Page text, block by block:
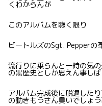
くわからんが
このアルバムを聴く限り
ビートルズのSgt. Pepperの
流行りに乗らんと一時の気
の黒歴史としか思えん事し
アルバム完成後に脱退した
の動きもうさん臭いでしょ